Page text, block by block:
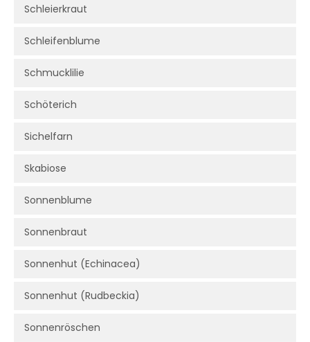
Schleierkraut
Schleifenblume
Schmucklilie
Schöterich
Sichelfarn
Skabiose
Sonnenblume
Sonnenbraut
Sonnenhut (Echinacea)
Sonnenhut (Rudbeckia)
Sonnenröschen